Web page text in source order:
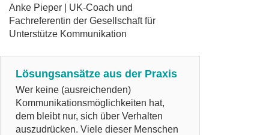
Anke Pieper | UK-Coach und
Fachreferentin der Gesellschaft für
Unterstütze Kommunikation
Lösungsansätze aus der Praxis
Wer keine (ausreichenden)
Kommunikationsmöglichkeiten hat,
dem bleibt nur, sich über Verhalten
auszudrücken. Viele dieser Menschen